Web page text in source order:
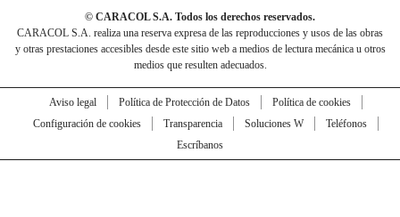
© CARACOL S.A. Todos los derechos reservados.
CARACOL S.A. realiza una reserva expresa de las reproducciones y usos de las obras
y otras prestaciones accesibles desde este sitio web a medios de lectura mecánica u otros
medios que resulten adecuados.
Aviso legal Política de Protección de Datos
Política de cookies
Configuración de cookies
Transparencia Soluciones W
Teléfonos
Escríbanos